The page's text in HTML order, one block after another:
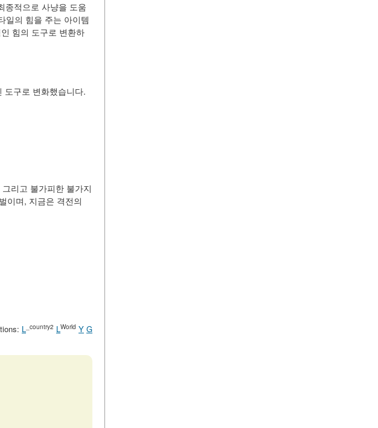
종적으로 사냥을 도움
일의 힘을 주는 아이템
힘의 도구로 변환하
도구로 변화했습니다.
리고 불가피한 불가지
이며, 지금은 격전의
L _country2 LWorld Y G